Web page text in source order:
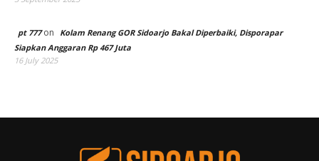
pt 777on
Kolam Renang GOR Sidoarjo Bakal Diperbaiki, Disporapar
Siapkan Anggaran Rp 467 Juta
16 July 2025